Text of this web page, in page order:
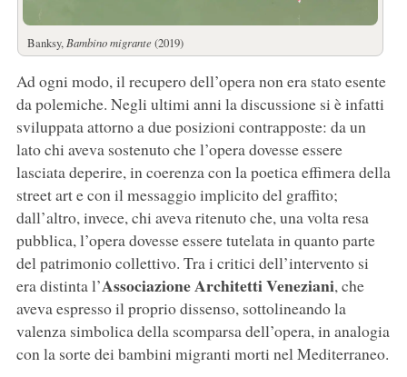
Banksy, Bambino migrante (2019)
Ad ogni modo, il recupero dell’opera non era stato esente
da polemiche. Negli ultimi anni la discussione si è infatti
sviluppata attorno a due posizioni contrapposte: da un
lato chi aveva sostenuto che l’opera dovesse essere
lasciata deperire, in coerenza con la poetica effimera della
street art e con il messaggio implicito del graffito;
dall’altro, invece, chi aveva ritenuto che, una volta resa
pubblica, l’opera dovesse essere tutelata in quanto parte
del patrimonio collettivo. Tra i critici dell’intervento si
era distinta l’Associazione Architetti Veneziani, che
aveva espresso il proprio dissenso, sottolineando la
valenza simbolica della scomparsa dell’opera, in analogia
con la sorte dei bambini migranti morti nel Mediterraneo.